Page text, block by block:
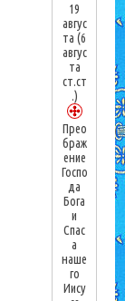
19
авгус
та(6
авгус
та
ст.ст
.)
Прео
браж
ение
Госпо
да
Бога
и
Спас
а
наше
го
Иису